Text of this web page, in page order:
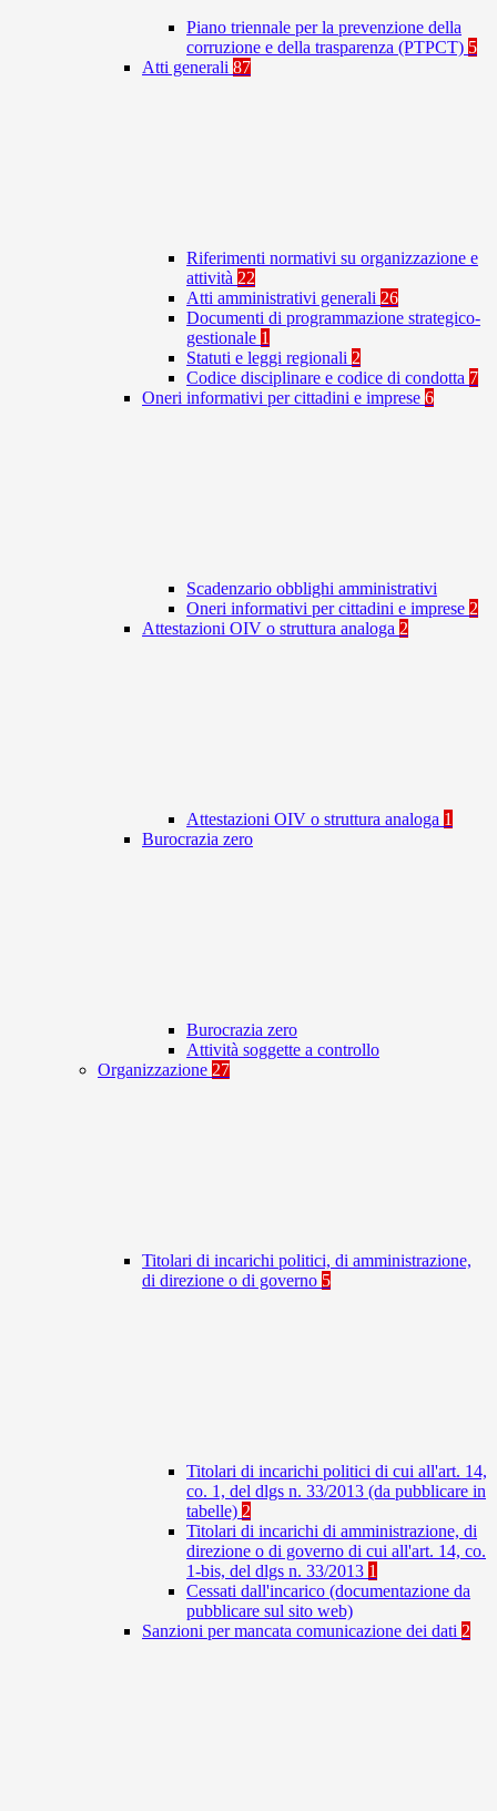
Piano triennale per la prevenzione della
corruzione e della trasparenza (PTPCT) 5
Atti generali 87
Riferimenti normativi su organizzazione e
attività 22
Atti amministrativi generali 26
Documenti di programmazione strategico-
gestionale 1
Statuti e leggi regionali 2
Codice disciplinare e codice di condotta 7
Oneri informativi per cittadini e imprese 6
Scadenzario obblighi amministrativi
Oneri informativi per cittadini e imprese 2
Attestazioni OIV o struttura analoga 2
Attestazioni OIV o struttura analoga 1
Burocrazia zero
Burocrazia zero
Attività soggette a controllo
Organizzazione 27
Titolari di incarichi politici, di amministrazione,
di direzione o di governo 5
Titolari di incarichi politici di cui all'art. 14,
co. 1, del dlgs n. 33/2013 (da pubblicare in
tabelle) 2
Titolari di incarichi di amministrazione, di
direzione o di governo di cui all'art. 14, co.
1-bis, del dlgs n. 33/2013 1
Cessati dall'incarico (documentazione da
pubblicare sul sito web)
Sanzioni per mancata comunicazione dei dati 2